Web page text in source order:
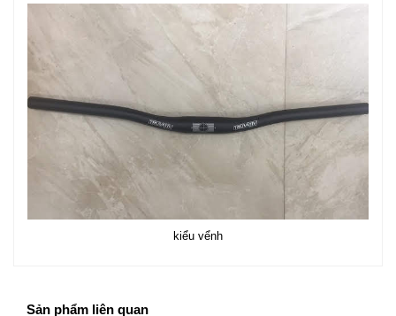
kiểu vểnh
Sản phẩm liên quan